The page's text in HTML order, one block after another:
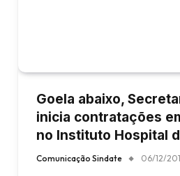
Goela abaixo,
inicia contratações
no Instituto Hospital
Comunicação Sindate 06/12/